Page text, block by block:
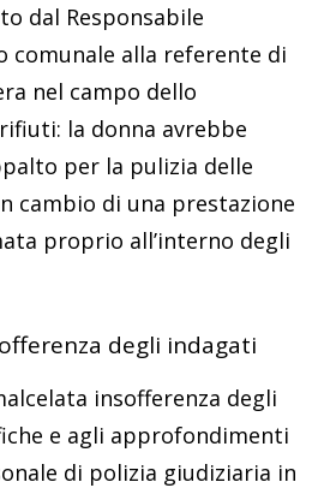
dal Responsabile
comunale alla referente di
nel campo dello
la donna avrebbe
per la pulizia delle
cambio di una prestazione
proprio all’interno degli
degli indagati
insofferenza degli
e agli approfondimenti
di polizia giudiziaria in